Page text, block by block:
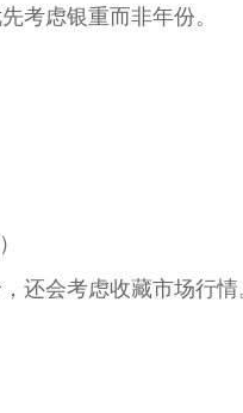
考虑银重而非年份。
还会考虑收藏市场行情